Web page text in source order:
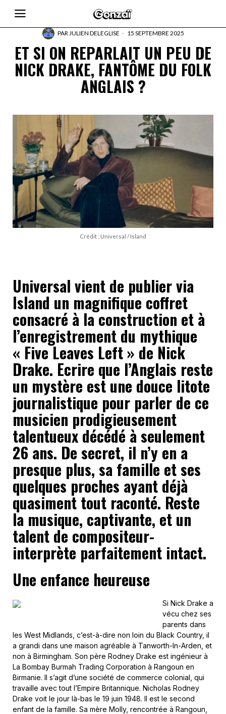
PARJULIEN DELEGLISE 15 SEPTEMBRE 2025
ET SI ON REPARLAIT UN PEU DE
NICK DRAKE, FANTÔME DU FOLK
ANGLAIS ?
Crédit : Universal / Island
Universal vient de publier via
Island un magnifique coffret
consacré à la construction et à
l’enregistrement du mythique
« Five Leaves Left » de Nick
Drake. Ecrire que l’Anglais reste
un mystère est une douce litote
journalistique pour parler de ce
musicien prodigieusement
talentueux décédé à seulement
26 ans. De secret, il n’y en a
presque plus, sa famille et ses
quelques proches ayant déjà
quasiment tout raconté. Reste
la musique, captivante, et un
talent de compositeur-
interprète parfaitement intact.
Une enfance heureuse
Si Nick Drake a
vécu chez ses
parents dans
les West Midlands, c’est-à-dire non loin du Black Country, il
a grandi dans une maison agréable à Tanworth-In-Arden, et
non à Birmingham. Son père Rodney Drake est ingénieur à
La Bombay Burmah Trading Corporation à Rangoun en
Birmanie. Il s’agit d’une société de commerce colonial, qui
travaille avec tout l’Empire Britannique. Nicholas Rodney
Drake voit le jour là-bas le 19 juin 1948. Il est le second
enfant de la famille. Sa mère Molly, rencontrée à Rangoun,